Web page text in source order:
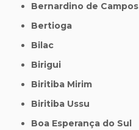
Bernardino de Campos
Bertioga
Bilac
Birigui
Biritiba Mirim
Biritiba Ussu
Boa Esperança do Sul